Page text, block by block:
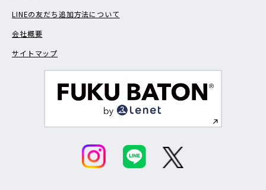
LINEの友だち追加方法について
会社概要
サイトマップ